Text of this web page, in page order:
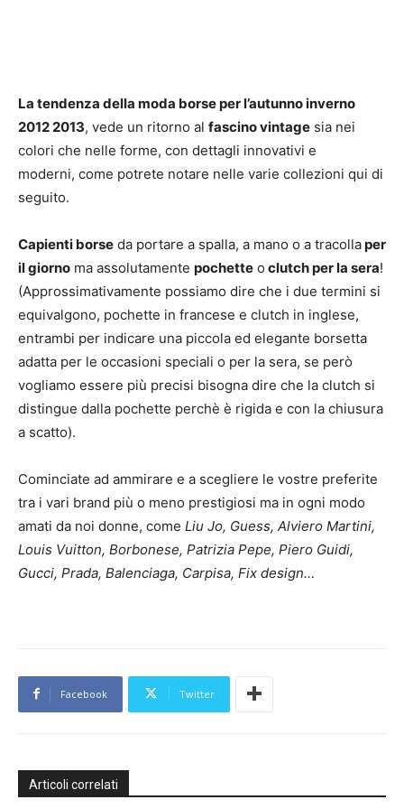
La tendenza della moda borse per l’autunno inverno
2012 2013, vede un ritorno al fascino vintage sia nei
colori che nelle forme, con dettagli innovativi e
moderni, come potrete notare nelle varie collezioni qui di
seguito.
Capienti borse da portare a spalla, a mano o a tracollaper
il giorno ma assolutamente pochette o clutch per la sera!
(Approssimativamente possiamo dire che i due termini si
equivalgono, pochette in francese e clutch in inglese,
entrambi per indicare una piccola ed elegante borsetta
adatta per le occasioni speciali o per la sera, se però
vogliamo essere più precisi bisogna dire che la clutch si
distingue dalla pochette perchè è rigida e con la chiusura
a scatto).
Cominciate ad ammirare e a scegliere le vostre preferite
tra i vari brand più o meno prestigiosi ma in ogni modo
amati da noi donne, come Liu Jo, Guess, Alviero Martini,
Louis Vuitton, Borbonese, Patrizia Pepe, Piero Guidi,
Gucci, Prada, Balenciaga, Carpisa, Fix design…
Facebook Twitter
Articoli correlati